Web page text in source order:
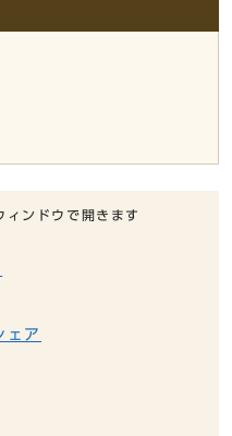
ィンドウで開きます
ア